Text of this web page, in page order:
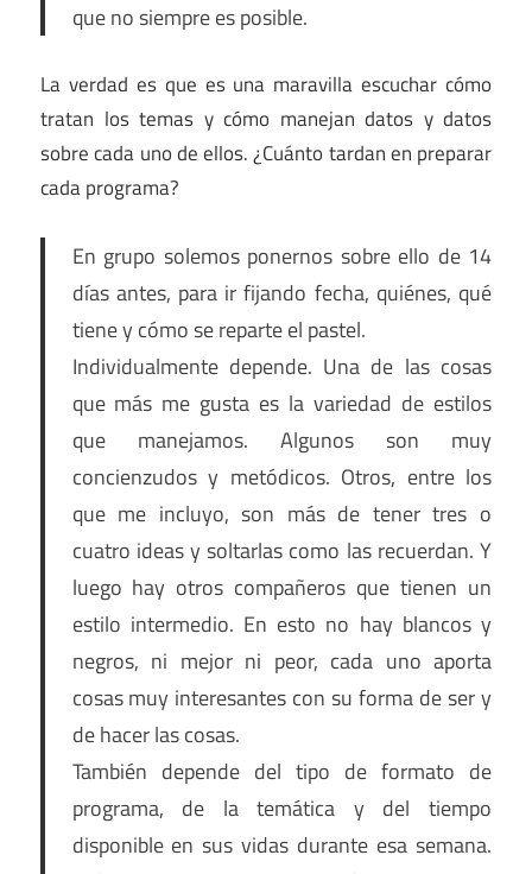
que no siempre es posible.
La verdad es que es una maravilla escuchar cómo
tratan los temas y cómo manejan datos y datos
sobre cada uno de ellos. ¿Cuánto tardan en preparar
cada programa?
En grupo solemos ponernos sobre ello de 14
días antes, para ir fijando fecha, quiénes, qué
tiene y cómo se reparte el pastel.
Individualmente depende. Una de las cosas
que más me gusta es la variedad de estilos
que manejamos. Algunos son muy
concienzudos y metódicos. Otros, entre los
que me incluyo, son más de tener tres o
cuatro ideas y soltarlas como las recuerdan. Y
luego hay otros compañeros que tienen un
estilo intermedio. En esto no hay blancos y
negros, ni mejor ni peor, cada uno aporta
cosas muy interesantes con su forma de ser y
de hacer las cosas.
También depende del tipo de formato de
programa, de la temática y del tiempo
disponible en sus vidas durante esa semana.